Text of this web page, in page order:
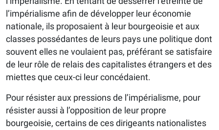
l’impérialisme afin de développer leur économie
nationale, ils proposaient à leur bourgeoisie et aux
classes possédantes de leurs pays une politique dont
souvent elles ne voulaient pas, préférant se satisfaire
de leur rôle de relais des capitalistes étrangers et des
miettes que ceux-ci leur concédaient.
Pour résister aux pressions de l’impérialisme, pour
résister aussi à l’opposition de leur propre
bourgeoisie, certains de ces dirigeants nationalistes